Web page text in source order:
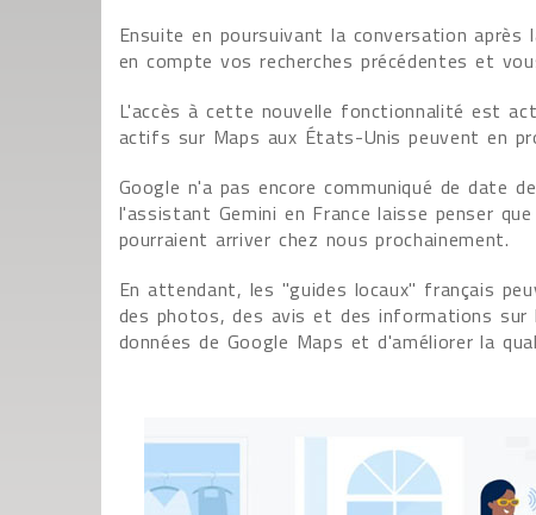
Ensuite en poursuivant la conversation après
en compte vos recherches précédentes et
L'accès à cette nouvelle fonctionnalité est
actifs sur Maps aux États-Unis peuvent en
Google n'a pas encore communiqué de date
l'assistant Gemini en France laisse penser
pourraient arriver chez nous prochainement.
En attendant, les "guides locaux" français
des photos, des avis et des informations sur
données de Google Maps et d'améliorer la